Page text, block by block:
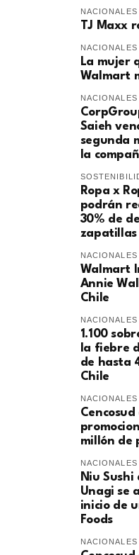
NACIONALES
TJ Maxx
NACIONALES
La mujer
Walmart
NACIONALES
Saieh
segunda
la
Ropa x
podrán
30% de
zapatillas
NACIONALES
Walmart
Annie
Chile
NACIONALES
1.100
la fiebre
de hasta
Chile
NACIONALES
millón de
NACIONALES
Niu
Unagi se
inicio de
Foods
NACIONALES